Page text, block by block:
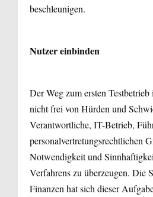
beschleunigen.
Nutzer einbinden
Der Weg zum ersten
nicht frei von Hürden und
Verantwortliche, IT-Betrieb,
personalvertretungsrechtlichen
Notwendigkeit und
Verfahrens zu überzeugen. Die
Finanzen hat sich dieser